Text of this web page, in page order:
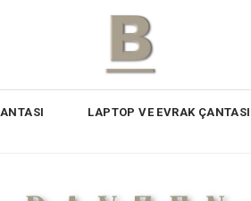
LAPTOP VE EVRAK ÇANTASI